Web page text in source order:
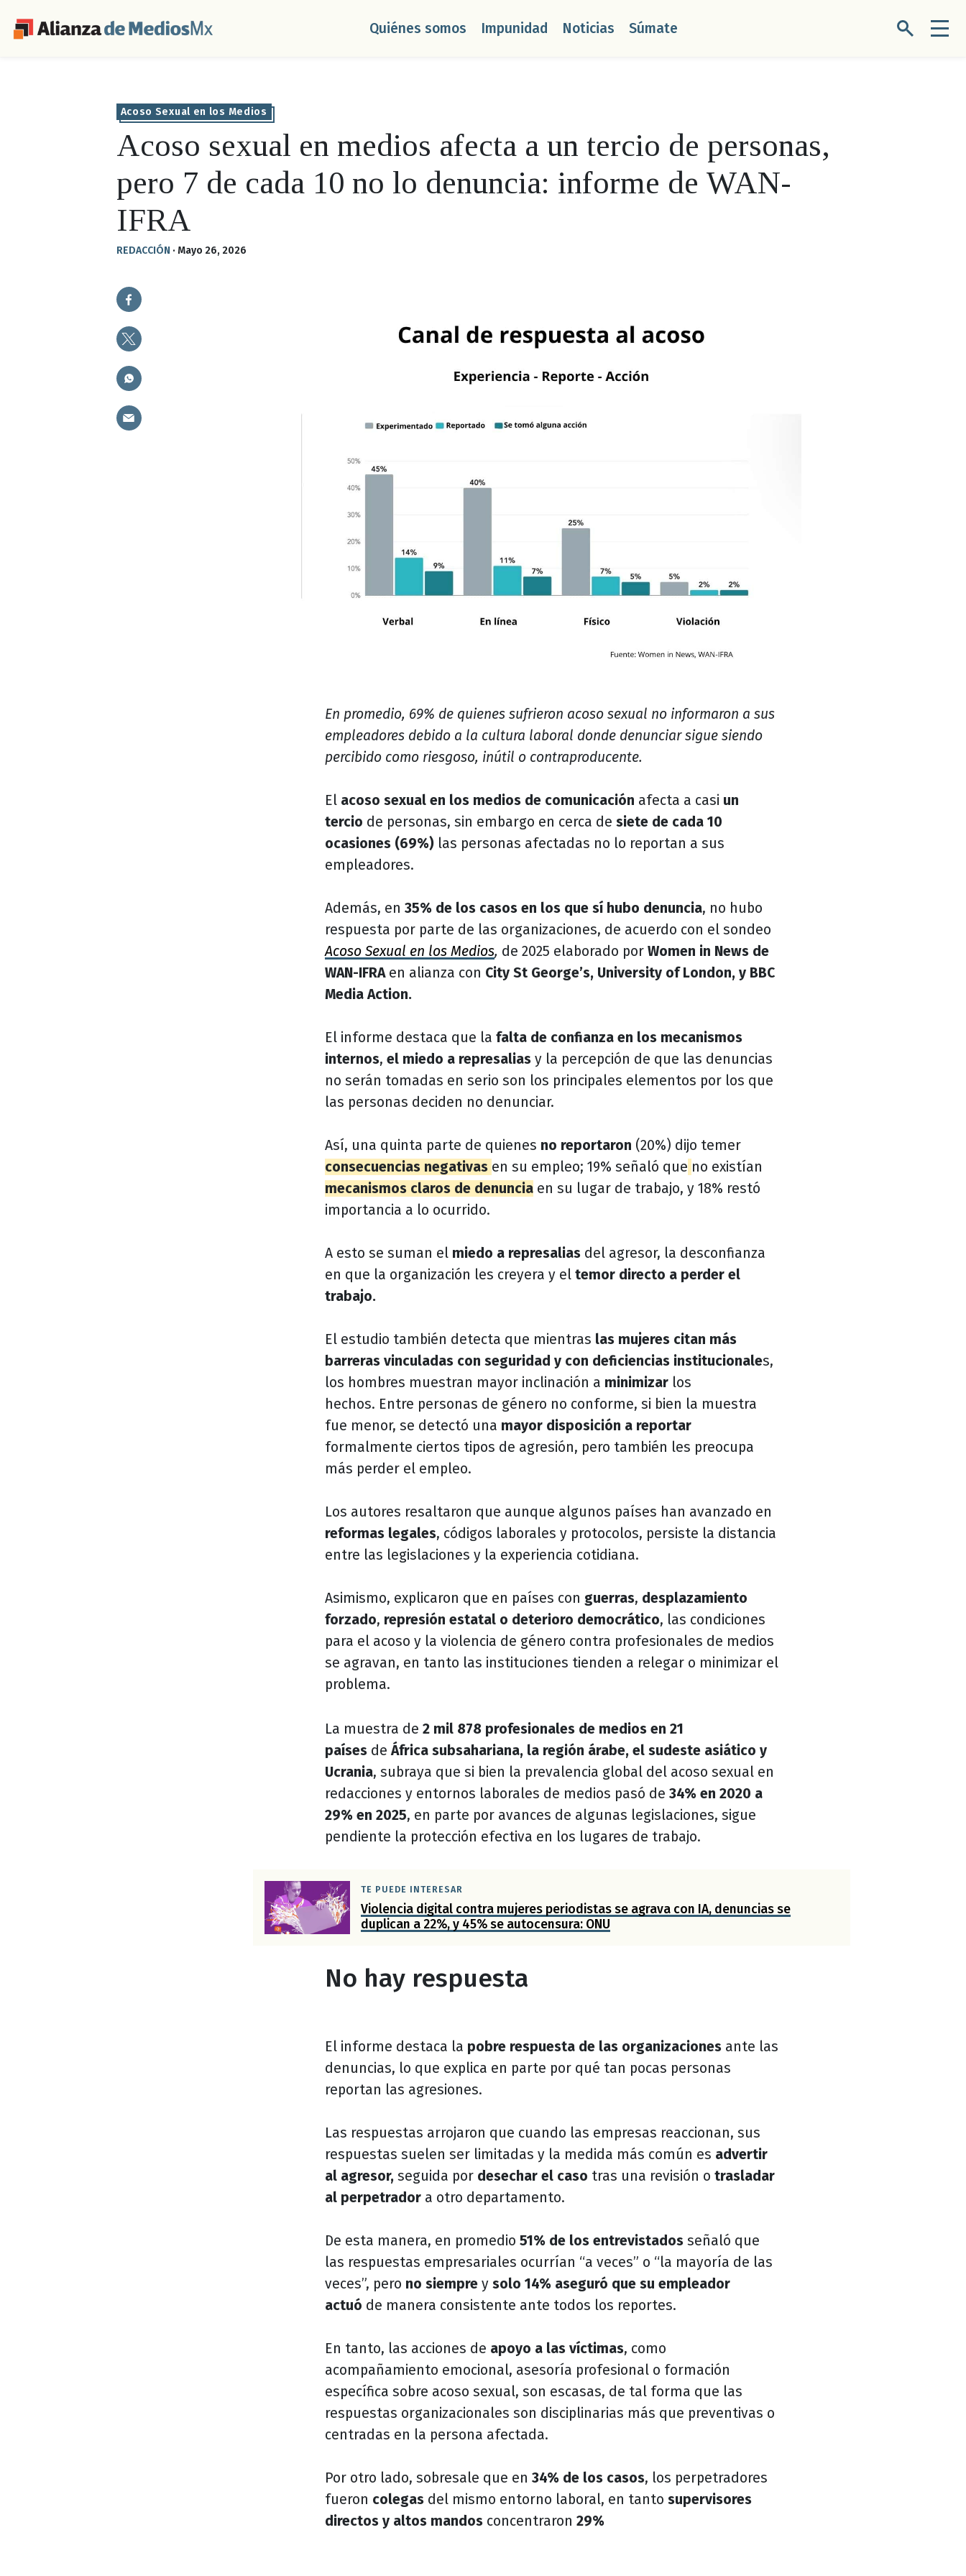
Quiénes somos Impunidad Noticias Súmate
Acoso Sexual en los Medios
Acoso sexual en medios afecta a un tercio de personas,
pero 7 de cada 10 no lo denuncia: informe de WAN-
IFRA
REDACCIÓN · Mayo 26, 2026
En promedio, 69% de quienes sufrieron acoso sexual no informaron a sus
empleadores debido a la cultura laboral donde denunciar sigue siendo
percibido como riesgoso, inútil o contraproducente.
El acoso sexual en los medios de comunicación afecta a casi un
tercio de personas, sin embargo en cerca de siete de cada 10
ocasiones (69%)las personas afectadas no lo reportan a sus
empleadores.
Además, en 35% de los casos en los que sí hubo denuncia, no hubo
respuesta por parte de las organizaciones, de acuerdo con el sondeo
Acoso Sexual en los Medios, de 2025 elaborado por Women in News de
WAN-IFRA en alianza con City St George’s, University of London, y BBC
Media Action.
El informe destaca que la falta de confianza en los mecanismos
internos, el miedo a represaliasy la percepción de que las denuncias
no serán tomadas en serio son los principales elementos por los que
las personas deciden no denunciar.
Así, una quinta parte de quienes no reportaron (20%) dijo temer
consecuencias negativas en su empleo; 19% señaló que no existían
mecanismos claros de denunciaen su lugar de trabajo, y 18% restó
importancia a lo ocurrido.
A esto se suman elmiedo a represaliasdel agresor, la desconfianza
en que la organización les creyera y el temor directo a perder el
trabajo.
El estudio también detecta que mientras las mujeres citan más
barreras vinculadas con seguridad y con deficiencias institucionales,
los hombres muestran mayor inclinación a minimizarlos
hechos. Entre personas de género no conforme, si bien la muestra
fue menor, se detectó una mayor disposición a reportar
formalmente ciertos tipos de agresión, pero también les preocupa
más perder el empleo.
Los autores resaltaron que aunque algunos países han avanzado en
reformas legales, códigos laborales y protocolos, persiste la distancia
entre las legislaciones y la experiencia cotidiana.
Asimismo, explicaron que en países con guerras, desplazamiento
forzado, represión estatal o deterioro democrático, las condiciones
para el acoso y la violencia de género contra profesionales de medios
se agravan, en tanto las instituciones tienden a relegar o minimizar el
problema.
La muestra de 2 mil 878 profesionales de medios en 21
países deÁfrica subsahariana, la región árabe, el sudeste asiático y
Ucrania, subraya que si bien la prevalencia global del acoso sexual en
redacciones y entornos laborales de medios pasó de 34% en 2020 a
29% en 2025, en parte por avances de algunas legislaciones, sigue
pendiente la protección efectiva en los lugares de trabajo.
TE PUEDE INTERESAR
Violencia digital contra mujeres periodistas se agrava con IA, denuncias se
duplican a 22%, y 45% se autocensura: ONU
No hay respuesta
El informe destaca la pobre respuesta de las organizaciones ante las
denuncias, lo que explica en parte por qué tan pocas personas
reportan las agresiones.
Las respuestas arrojaron que cuando las empresas reaccionan, sus
respuestas suelen ser limitadas y la medida más común es advertir
al agresor, seguida por desechar el caso tras una revisión o trasladar
al perpetrador a otro departamento.
De esta manera, en promedio 51% de los entrevistadosseñaló que
las respuestas empresariales ocurrían “a veces” o “la mayoría de las
veces”, pero no siemprey solo 14% aseguró que su empleador
actuó de manera consistente ante todos los reportes.
En tanto, las acciones de apoyo a las víctimas, como
acompañamiento emocional, asesoría profesional o formación
específica sobre acoso sexual, son escasas, de tal forma que las
respuestas organizacionales son disciplinarias más que preventivas o
centradas en la persona afectada.
Por otro lado, sobresale que en 34% de los casos, los perpetradores
fueron colegas del mismo entorno laboral, en tanto supervisores
directos y altos mandos concentraron 29%